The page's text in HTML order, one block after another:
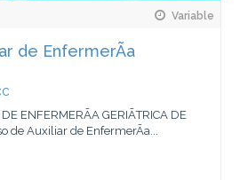
Variable
de EnfermerÃ­a
ENFERMERÃA GERIÃTRICA DE
de Auxiliar de EnfermerÃ­a...